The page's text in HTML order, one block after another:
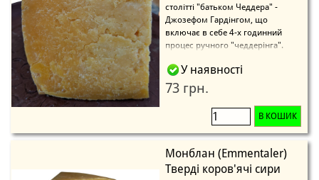
столітті "батьком Чеддера" -
Джозефом Гардінгом, що
включає в себе 4-х годинний
процес ручного "чеддерінга".
У наявності
73 грн.
В КОШИК
Монблан (Emmentaler)
Тверді коров'ячі сири